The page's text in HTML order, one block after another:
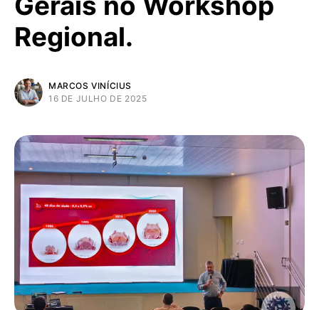
Regional.
MARCOS VINÍCIUS
16 DE JULHO DE 2025